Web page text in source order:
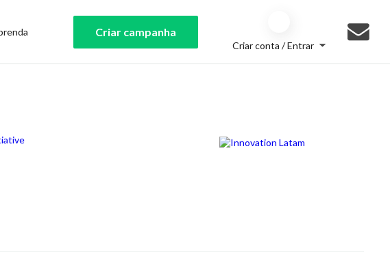
Criar campanha
Criar conta / Entrar